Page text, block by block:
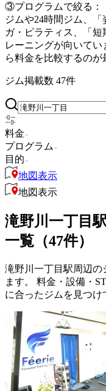
③プログラムで絞る：
ジムや24時間ジム、
ガ・ピラティス、「
レーニングが向いて
ら料金を比較するのが
ジム掲載数 47件
料金
プログラム
目的
地図表示
地図表示
滝野川一丁目
一覧（47件）
滝野川一丁目駅周辺の
ます。 料金・設備・
に合ったジムを見つけ